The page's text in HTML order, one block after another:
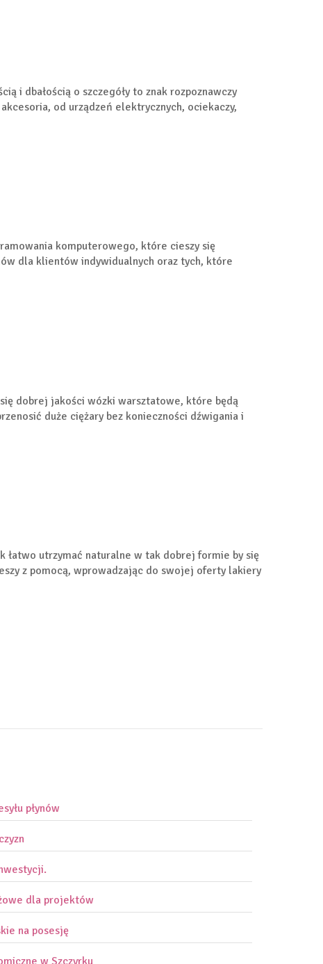
i dbałością o szczegóły to znak rozpoznawczy
od urządzeń elektrycznych, ociekaczy,
komputerowego, które cieszy się
dla klientów indywidualnych oraz tych, które
dobrej jakości wózki warsztatowe, które będą
duże ciężary bez konieczności dźwigania i
utrzymać naturalne w tak dobrej formie by się
z pomocą, wprowadzając do swojej oferty lakiery
płynów
dla projektów
na posesję
w Szczyrku